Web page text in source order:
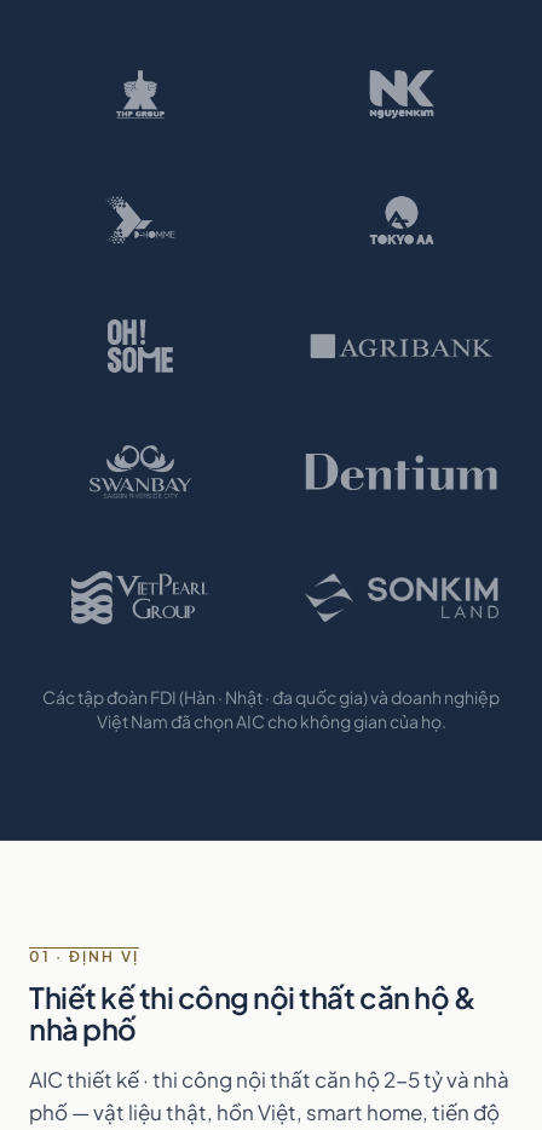
Các tập đoàn FDI (Hàn · Nhật · đa quốc gia) và doanh nghiệp
Việt Nam đã chọn AIC cho không gian của họ.
01 · ĐỊNH VỊ
Thiết kế thi công nội thất căn hộ &
nhà phố
AIC thiết kế · thi công nội thất căn hộ 2-5 tỷ và nhà
phố — vật liệu thật, hồn Việt, smart home, tiến độ